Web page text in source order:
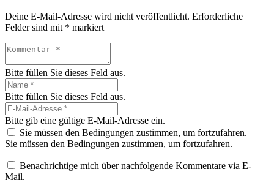
Deine E-Mail-Adresse wird nicht veröffentlicht. Erforderliche
Felder sind mit * markiert
Bitte füllen Sie dieses Feld aus.
Bitte füllen Sie dieses Feld aus.
Bitte gib eine gültige E-Mail-Adresse ein.
Sie müssen den Bedingungen zustimmen, um fortzufahren.
Sie müssen den Bedingungen zustimmen, um fortzufahren.
Benachrichtige mich über nachfolgende Kommentare via E-
Mail.